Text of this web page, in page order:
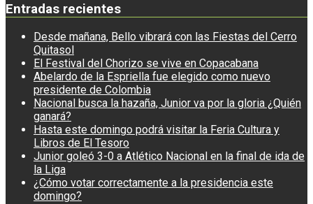
Entradas recientes
Desde mañana, Bello vibrará con las Fiestas del Cerro
Quitasol
El Festival del Chorizo se vive en Copacabana
Abelardo de la Espriella fue elegido como nuevo
presidente de Colombia
Nacional busca la hazaña, Junior va por la gloria ¿Quién
ganará?
Hasta este domingo podrá visitar la Feria Cultura y
Libros de El Tesoro
Junior goleó 3-0 a Atlético Nacional en la final de ida de
la Liga
¿Cómo votar correctamente a la presidencia este
domingo?